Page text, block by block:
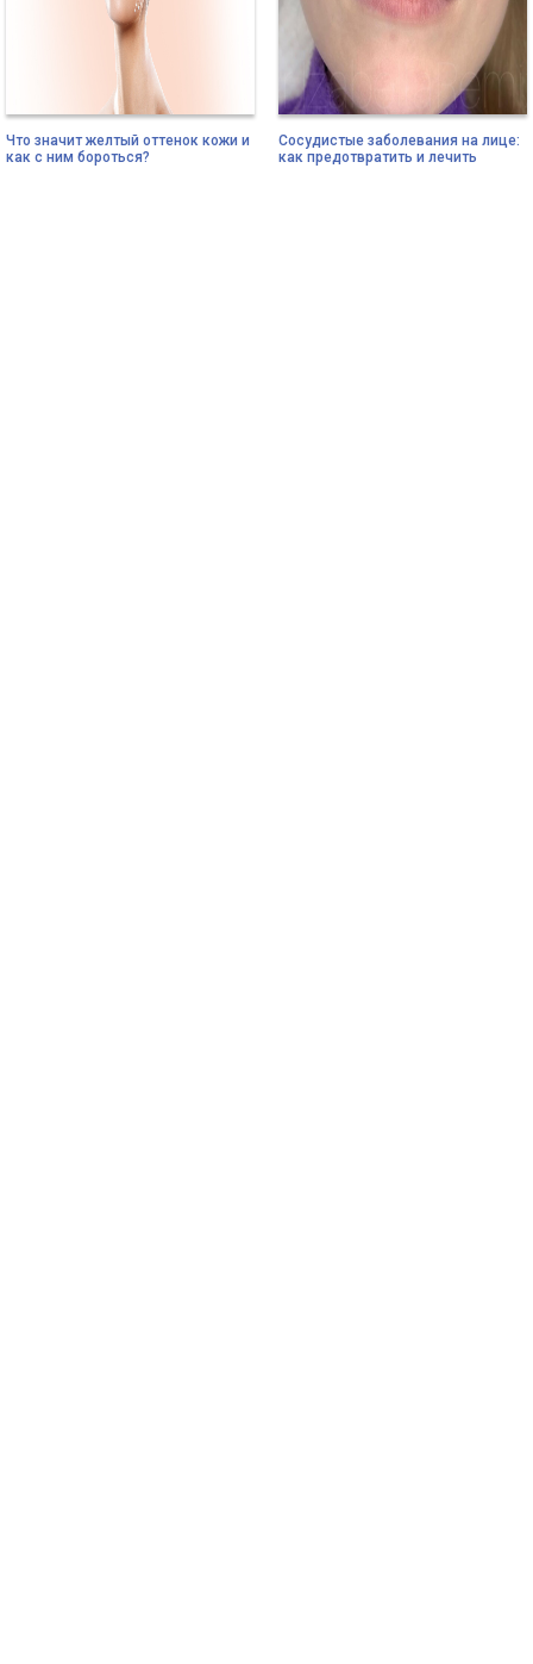
Что значит желтый оттенок кожи и
как с ним бороться?
Сосудистые заболевания на лице:
как предотвратить и лечить